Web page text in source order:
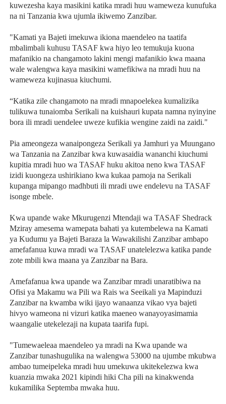
kuwezesha kaya masikini katika mradi huu wameweza kunufuka
na ni Tanzania kwa ujumla ikiwemo Zanzibar.
"Kamati ya Bajeti imekuwa ikiona maendeleo na taatifa
mbalimbali kuhusu TASAF kwa hiyo leo temukuja kuona
mafanikio na changamoto lakini mengi mafanikio kwa maana
wale walengwa kaya masikini wamefikiwa na mradi huu na
wameweza kujinasua kiuchumi.
“Katika zile changamoto na mradi mnapoelekea kumalizika
tulikuwa tunaiomba Serikali na kuishauri kupata namna nyinyine
bora ili mradi uendelee uweze kufikia wengine zaidi na zaidi."
Pia ameongeza wanaipongeza Serikali ya Jamhuri ya Muungano
wa Tanzania na Zanzibar kwa kuwasaidia wananchi kiuchumi
kupitia mradi huo wa TASAF huku akitoa neno kwa TASAF
izidi kuongeza ushirikiano kwa kukaa pamoja na Serikali
kupanga mipango madhbuti ili mradi uwe endelevu na TASAF
isonge mbele.
Kwa upande wake Mkurugenzi Mtendaji wa TASAF Shedrack
Mziray amesema wamepata bahati ya kutembelewa na Kamati
ya Kudumu ya Bajeti Baraza la Wawakilishi Zanzibar ambapo
amefafanua kuwa mradi wa TASAF unatelelezwa katika pande
zote mbili kwa maana ya Zanzibar na Bara.
Amefafanua kwa upande wa Zanzibar mradi unaratibiwa na
Ofisi ya Makamu wa Pili wa Rais wa Seeikali ya Mapinduzi
Zanzibar na kwamba wiki ijayo wanaanza vikao vya bajeti
hivyo wameona ni vizuri katika maeneo wanayoyasimamia
waangalie utekelezaji na kupata taarifa fupi.
"Tumewaeleaa maendeleo ya mradi na Kwa upande wa
Zanzibar tunashugulika na walengwa 53000 na ujumbe mkubwa
ambao tumeipeleka mradi huu umekuwa ukitekelezwa kwa
kuanzia mwaka 2021 kipindi hiki Cha pili na kinakwenda
kukamilika Septemba mwaka huu.